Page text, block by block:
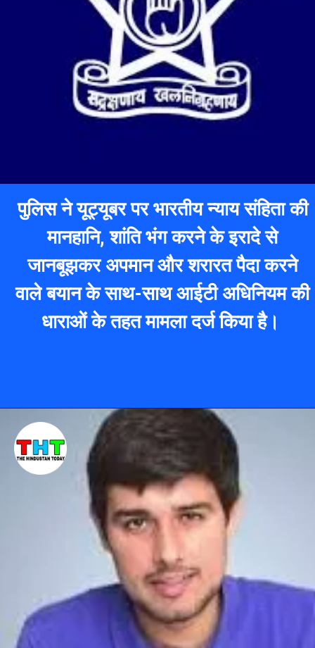
पुलिस ने यूट्यूबर पर भारतीय न्याय संहिता की
मानहानि, शांति भंगकरने के इरादे से
जानबूझकर अपमान और शरारत पैदा करने
वाले बयान के साथ-साथ आईटी अधिनियम की
धाराओं के तहत मामला दर्ज किया है।